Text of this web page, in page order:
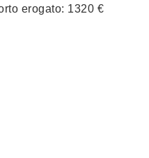
erogato: 1320 €